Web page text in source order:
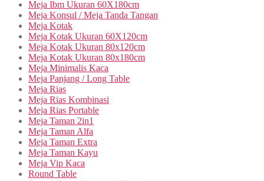
Meja Ibm Ukuran 60X180cm
Meja Konsul / Meja Tanda Tangan
Meja Kotak
Meja Kotak Ukuran 60X120cm
Meja Kotak Ukuran 80x120cm
Meja Kotak Ukuran 80x180cm
Meja Minimalis Kaca
Meja Panjang / Long Table
Meja Rias
Meja Rias Kombinasi
Meja Rias Portable
Meja Taman 2in1
Meja Taman Alfa
Meja Taman Extra
Meja Taman Kayu
Meja Vip Kaca
Round Table